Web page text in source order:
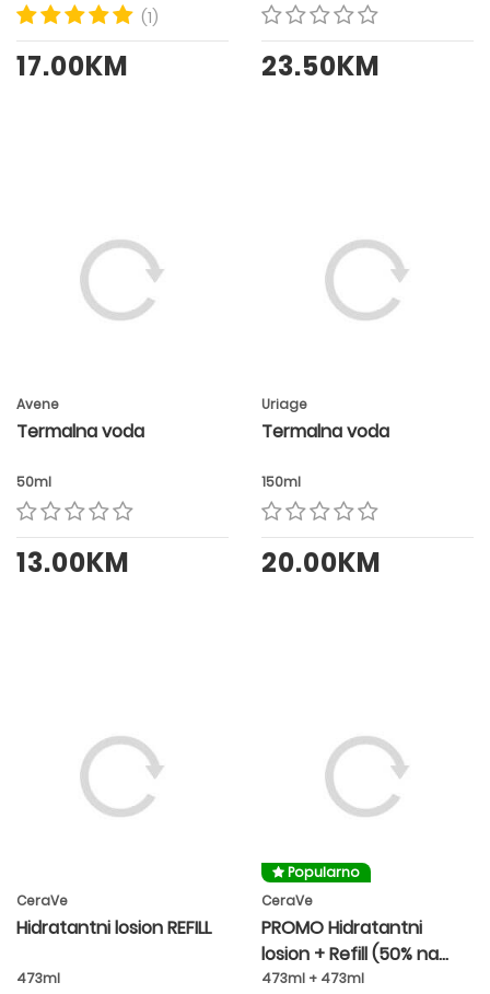
(1)
17.00KM 23.50KM
Avene
Termalna voda
50ml
13.00KM
Uriage
Termalna voda
150ml
20.00KM
CeraVe
Hidratantni losion REFILL
473ml
Popularno
CeraVe
PROMO Hidratantni
losion + Refill (50% na
refill)
473ml + 473ml